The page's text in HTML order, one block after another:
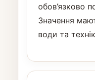
обов’язково
Значення
води та